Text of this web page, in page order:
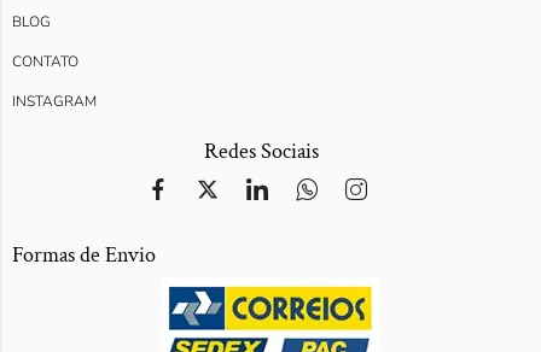
BLOG
CONTATO
INSTAGRAM
Redes Sociais
Formas de Envio